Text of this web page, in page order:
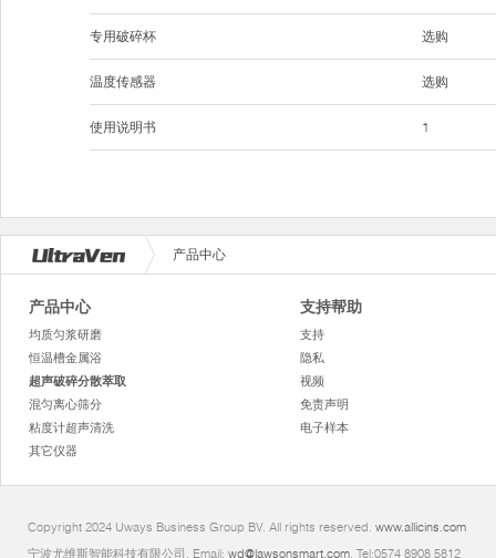
专用破碎杯
温度传感器
使用说明书
选购
选购
1
产品中心
产品中心
均质匀浆研磨
恒温槽金属浴
超声破碎分散萃取
混匀离心筛分
粘度计超声清洗
其它仪器
支持帮助
支持
隐私
视频
免责声明
电子样本
Copyright 2024 Uways Business Group BV. All rights reserved. www.allicins.com
宁波尤维斯智能科技有限公司. Email: wd@lawsonsmart.com. Tel:0574 8908 5812